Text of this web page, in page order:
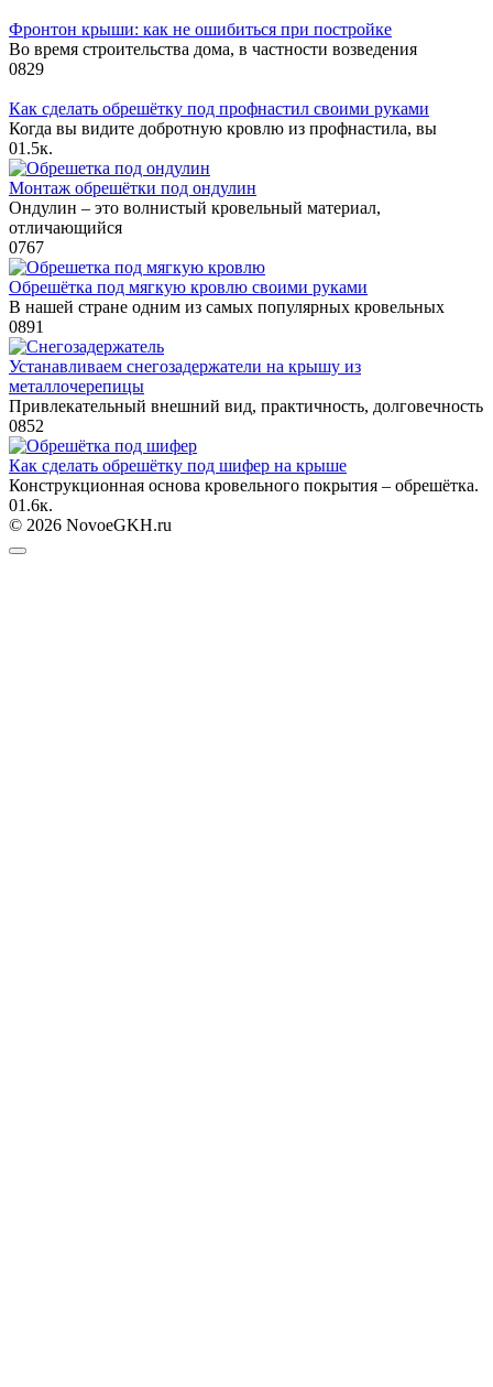
Фронтон крыши: как не ошибиться при постройке
Во время строительства дома, в частности возведения
0829
Как сделать обрешётку под профнастил своими руками
Когда вы видите добротную кровлю из профнастила, вы
01.5к.
Монтаж обрешётки под ондулин
Ондулин – это волнистый кровельный материал,
отличающийся
0767
Обрешётка под мягкую кровлю своими руками
В нашей стране одним из самых популярных кровельных
0891
Устанавливаем снегозадержатели на крышу из
металлочерепицы
Привлекательный внешний вид, практичность, долговечность
0852
Как сделать обрешётку под шифер на крыше
Конструкционная основа кровельного покрытия – обрешётка.
01.6к.
© 2026 NovoeGKH.ru